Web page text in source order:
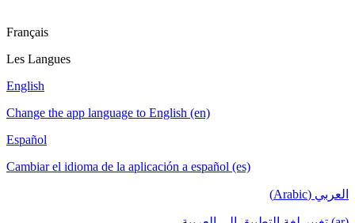
Français
Les Langues
English
Change the app language to English (en)
Español
Cambiar el idioma de la aplicación a español (es)
العربي (Arabic)